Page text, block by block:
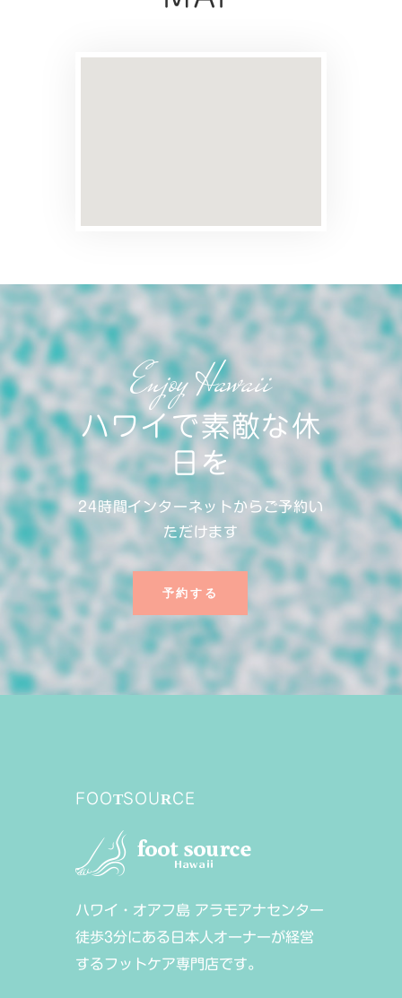
Enjoy Hawaii
ハワイで素敵な休
日を
24時間インターネットからご予約い
ただけます
予約する
FOOTSOURCE
ハワイ・オアフ島 アラモアナセンター
徒歩3分にある日本人オーナーが経営
するフットケア専門店です。